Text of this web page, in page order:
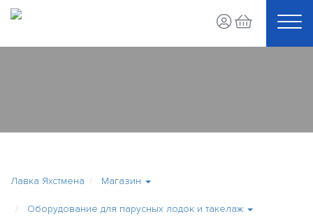
Лавка Яхстмена Магазин
Оборудование для парусных лодок и такелаж